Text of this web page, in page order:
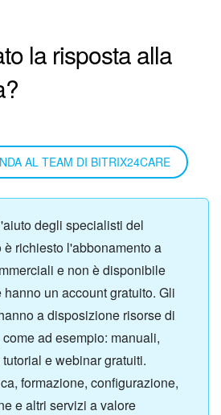
la risposta alla
AL TEAM DI BITRIX24CARE
degli specialisti del
richiesto l'abbonamento a
e non è disponibile
un account gratuito. Gli
a disposizione risorse di
ad esempio: manuali,
e webinar gratuiti.
formazione, configurazione,
e altri servizi a valore